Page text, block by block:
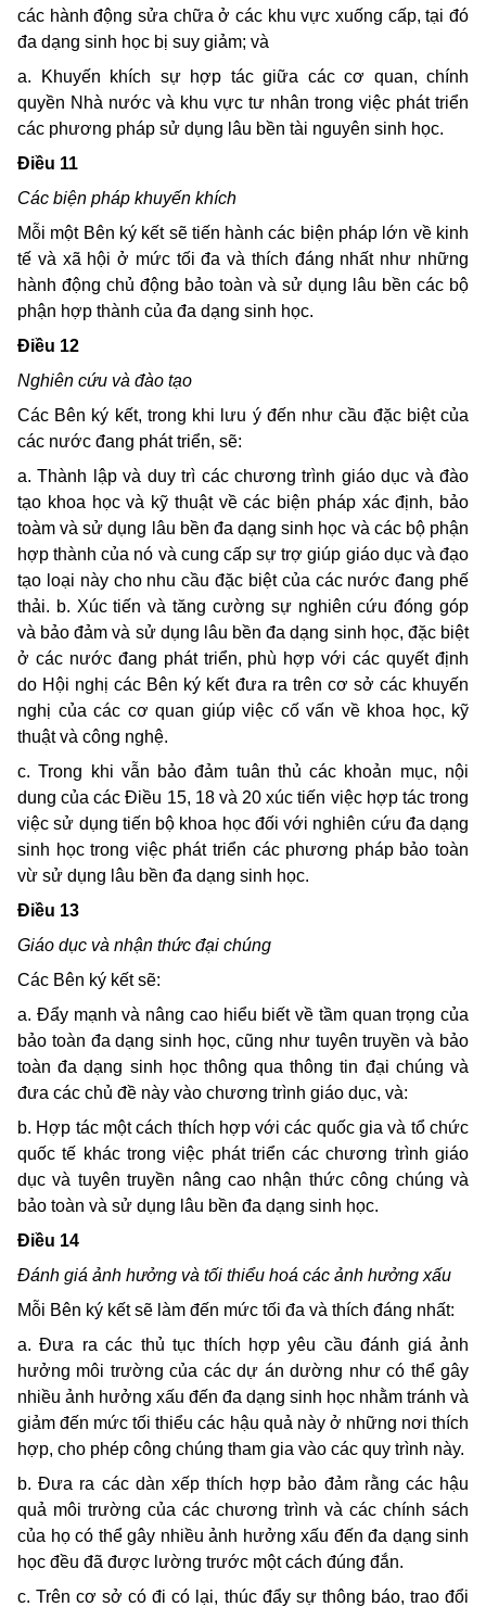
các hành động sửa chữa ở các khu vực xuống cấp, tại đó
đa dạng sinh học bị suy giảm; và
a. Khuyến khích sự hợp tác giữa các cơ quan, chính
quyền Nhà nước và khu vực tư nhân trong việc phát triển
các phương pháp sử dụng lâu bền tài nguyên sinh học.
Ðiều 11
Các biện pháp khuyến khích
Mỗi một Bên ký kết sẽ tiến hành các biện pháp lớn về kinh
tế và xã hội ở mức tối đa và thích đáng nhất như những
hành động chủ động bảo toàn và sử dụng lâu bền các bộ
phận hợp thành của đa dạng sinh học.
Ðiều 12
Nghiên cứu và đào tạo
Các Bên ký kết, trong khi lưu ý đến như cầu đặc biệt của
các nước đang phát triển, sẽ:
a. Thành lập và duy trì các chương trình giáo dục và đào
tạo khoa học và kỹ thuật về các biện pháp xác định, bảo
toàm và sử dụng lâu bền đa dạng sinh học và các bộ phận
hợp thành của nó và cung cấp sự trợ giúp giáo dục và đạo
tạo loại này cho nhu cầu đặc biệt của các nước đang phế
thải. b. Xúc tiến và tăng cường sự nghiên cứu đóng góp
và bảo đảm và sử dụng lâu bền đa dạng sinh học, đặc biệt
ở các nước đang phát triển, phù hợp với các quyết định
do Hội nghị các Bên ký kết đưa ra trên cơ sở các khuyến
nghị của các cơ quan giúp việc cố vấn về khoa học, kỹ
thuật và công nghệ.
c. Trong khi vẫn bảo đảm tuân thủ các khoản mục, nội
dung của các Ðiều 15, 18 và 20 xúc tiến việc hợp tác trong
việc sử dụng tiến bộ khoa học đối với nghiên cứu đa dạng
sinh học trong việc phát triển các phương pháp bảo toàn
vừ sử dụng lâu bền đa dạng sinh học.
Ðiều 13
Giáo dục và nhận thức đại chúng
Các Bên ký kết sẽ:
a. Ðẩy mạnh và nâng cao hiểu biết về tầm quan trọng của
bảo toàn đa dạng sinh học, cũng như tuyên truyền và bảo
toàn đa dạng sinh học thông qua thông tin đại chúng và
đưa các chủ đề này vào chương trình giáo dục, và:
b. Hợp tác một cách thích hợp với các quốc gia và tổ chức
quốc tế khác trong việc phát triển các chương trình giáo
dục và tuyên truyền nâng cao nhận thức công chúng và
bảo toàn và sử dụng lâu bền đa dạng sinh học.
Ðiều 14
Ðánh giá ảnh hưởng và tối thiểu hoá các ảnh hưởng xấu
Mỗi Bên ký kết sẽ làm đến mức tối đa và thích đáng nhất:
a. Ðưa ra các thủ tục thích hợp yêu cầu đánh giá ảnh
hưởng môi trường của các dự án dường như có thể gây
nhiều ảnh hưởng xấu đến đa dạng sinh học nhằm tránh và
giảm đến mức tối thiểu các hậu quả này ở những nơi thích
hợp, cho phép công chúng tham gia vào các quy trình này.
b. Ðưa ra các dàn xếp thích hợp bảo đảm rằng các hậu
quả môi trường của các chương trình và các chính sách
của họ có thể gây nhiều ảnh hưởng xấu đến đa dạng sinh
học đều đã được lường trước một cách đúng đắn.
c. Trên cơ sở có đi có lại, thúc đẩy sự thông báo, trao đổi